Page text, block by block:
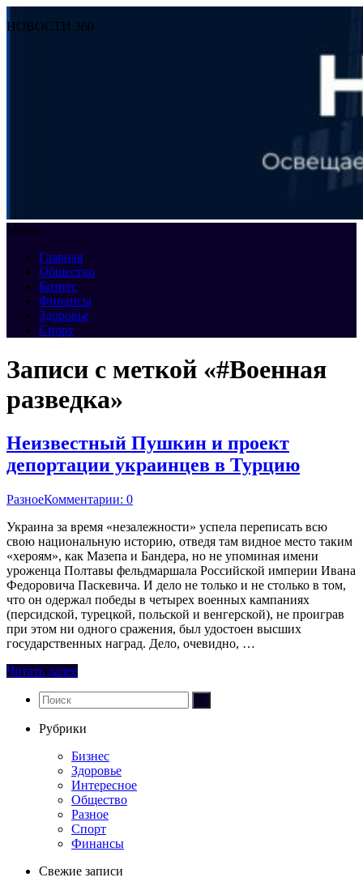
НОВОСТИ 360
Меню
Главная
Общество
Бизнес
Финансы
Здоровье
Спорт
Записи с меткой «#Военная
разведка»
Неизвестный Пушкин и проект
депортации украинцев в Турцию
РазноеКомментарии: 0
Украина за время «незалежности» успела переписать всю
свою национальную историю, отведя там видное место таким
«хероям», как Мазепа и Бандера, но не упоминая имени
уроженца Полтавы фельдмаршала Российской империи Ивана
Федоровича Паскевича. И дело не только и не столько в том,
что он одержал победы в четырех военных кампаниях
(персидской, турецкой, польской и венгерской), не проиграв
при этом ни одного сражения, был удостоен высших
государственных наград. Дело, очевидно, …
Читать далее
Рубрики
Бизнес
Здоровье
Интересное
Общество
Разное
Спорт
Финансы
Свежие записи